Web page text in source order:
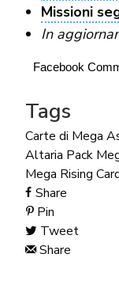
Missioni
In
Facebook
Tags
Carte di Mega
Altaria Pack
Mega Rising
Share
Pin
Tweet
Share